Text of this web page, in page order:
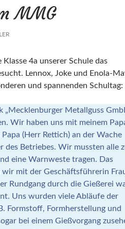
MMG
4a unserer Schule das
Lennox, Joke und Enola-
und spannenden Schultag:
„Mecklenburger Metallguss
Wir haben uns mit meinem
(Herr Rettich) an der Wache
des Betriebes. Wir mussten alle
eine Warnweste tragen. Das
wir mit der Geschäftsführerin
Rundgang durch die Gießerei
Uns wurden viele Abläufe der
Formstoff, Formherstellung und
bei einem Gießvorgang